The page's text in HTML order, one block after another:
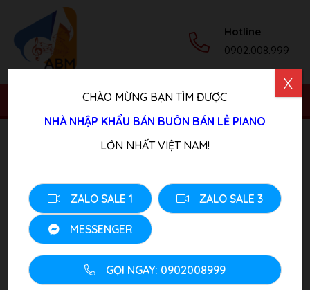
Hotline
0902.008.999
Trang chủ/ Sản phẩm/Piano Điện/ Đàn Piano Điện
CHÀO MỪNG BẠN TÌM ĐƯỢC
NHÀ NHẬP KHẨU BÁN BUÔN BÁN LẺ PIANO
LỚN NHẤT VIỆT NAM!
ZALO SALE 1 ZALO SALE 3
MESSENGER
GỌI NGAY: 0902008999
X